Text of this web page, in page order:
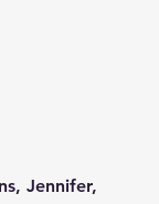
Jennifer,